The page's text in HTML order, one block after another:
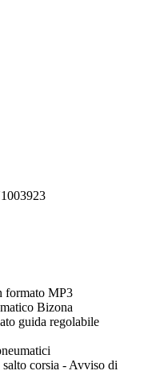
formato MP3
Bizona
guida regolabile
corsia - Avviso di